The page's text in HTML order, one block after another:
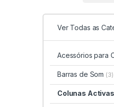
Ver Todas as
Acessórios para
Barras de Som (3)
Colunas Activas